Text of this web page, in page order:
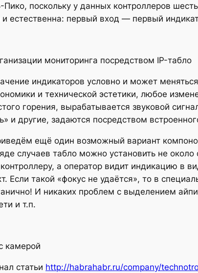
поскольку у данных контроллеров
и естественна: первый вход — первый
мониторинга посредством IP-табло
индикаторов условно и может
и технической эстетики, любое
горения, вырабатывается звуковой
и другие, задаются посредством
ещё один возможный вариант
случаев табло можно установить не
а оператор видит индикацию в
Если такой «фокус не удаётся», то в
И никаких проблем с выделением
и т.п.
камерой
статьи http://habrahabr.ru/company/